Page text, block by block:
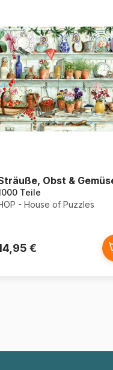
Obst &
Teile
- House of Puzzles
€